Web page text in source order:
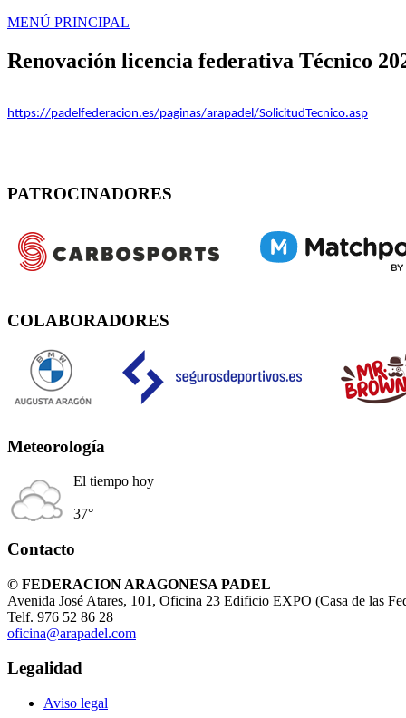
MENÚ PRINCIPAL
Renovación licencia federativa Técnico
https://padelfederacion.es/paginas/arapadel/SolicitudTecnico.asp
PATROCINADORES
COLABORADORES
Meteorología
El tiempo hoy
37°
Contacto
© FEDERACION ARAGONESA PADEL
Avenida José Atares, 101, Oficina 23 Edificio EXPO (Casa de las
Telf. 976 52 86 28
oficina@arapadel.com
Legalidad
Aviso legal